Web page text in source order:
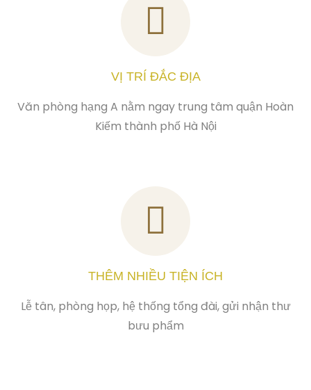
VỊ TRÍ ĐẮC ĐỊA
Văn phòng hạng A nằm ngay trung tâm quận Hoàn
Kiếm thành phố Hà Nội
THÊM NHIỀU TIỆN ÍCH
Lễ tân, phòng họp, hệ thống tổng đài, gửi nhận thư
bưu phẩm